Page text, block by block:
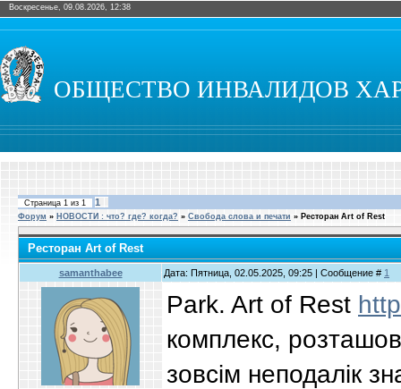
Воскресенье, 09.08.2026, 12:38
ОБЩЕСТВО ИНВАЛИДОВ
Страница 1 из 1 1
Форум » НОВОСТИ : что? где? когда? » Свобода слова и печати » Ресторан Art of Rest
Ресторан Art of Rest
samanthabee Дата: Пятница, 02.05.2025, 09:25 | Сообщение # 1
Park. Art of Rest
комплекс,
зовсім неподалік